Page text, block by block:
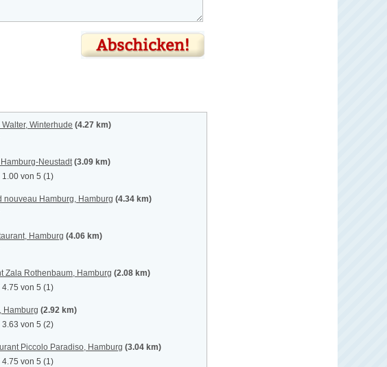
Winterhude (4.27 km)
Neustadt (3.09 km)
1.00 von 5 (1)
nouveau Hamburg, Hamburg (4.34 km)
Hamburg (4.06 km)
Zala Rothenbaum, Hamburg (2.08 km)
4.75 von 5 (1)
Hamburg (2.92 km)
3.63 von 5 (2)
Piccolo Paradiso, Hamburg (3.04 km)
4.75 von 5 (1)